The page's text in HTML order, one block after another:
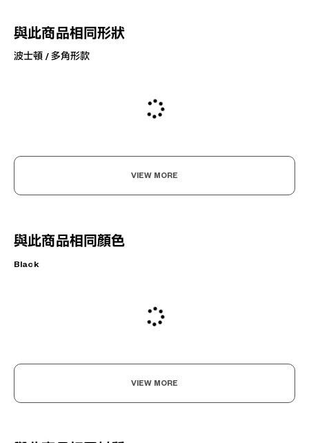
與此商品相同形狀
波士頓 / 多角形款
VIEW MORE
與此商品相同顏色
Black
VIEW MORE